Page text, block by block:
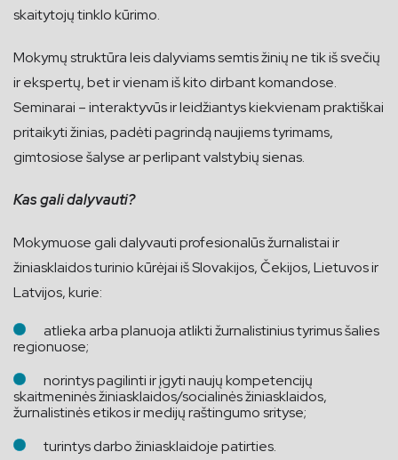
skaitytojų tinklo kūrimo.
Mokymų struktūra leis dalyviams semtis žinių ne tik iš svečių
ir ekspertų, bet ir vienam iš kito dirbant komandose.
Seminarai – interaktyvūs ir leidžiantys kiekvienam praktiškai
pritaikyti žinias, padėti pagrindą naujiems tyrimams,
gimtosiose šalyse ar perlipant valstybių sienas.
Kas gali dalyvauti?
Mokymuose gali dalyvauti profesionalūs žurnalistai ir
žiniasklaidos turinio kūrėjai iš Slovakijos, Čekijos, Lietuvos ir
Latvijos, kurie:
atlieka arba planuoja atlikti žurnalistinius tyrimus šalies
regionuose;
norintys pagilinti ir įgyti naujų kompetencijų
skaitmeninės žiniasklaidos/socialinės žiniasklaidos,
žurnalistinės etikos ir medijų raštingumo srityse;
turintys darbo žiniasklaidoje patirties.